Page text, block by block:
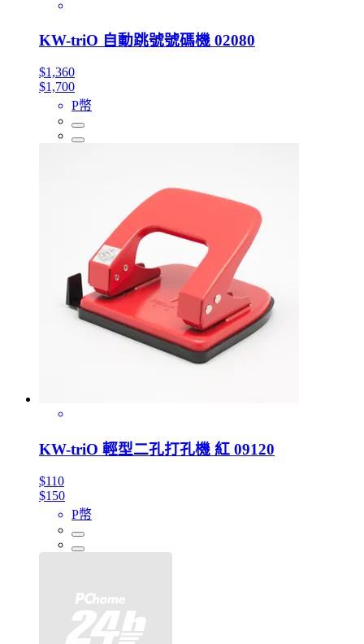
KW-triO 自動跳號號碼機 02080
$1,360
$1,700
P幣
KW-triO 輕型二孔打孔機 紅 09120
$110
$150
P幣